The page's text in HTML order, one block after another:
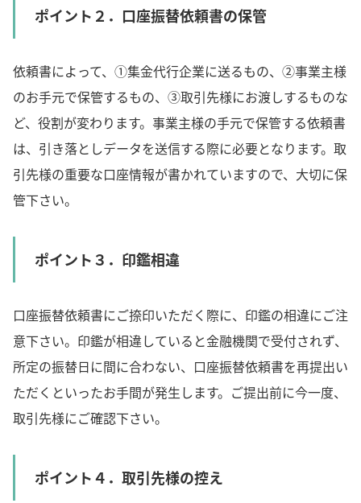
ポイント２．口座振替依頼書の保管
依頼書によって、①集金代行企業に送るもの、②事業主様
のお手元で保管するもの、③取引先様にお渡しするものな
ど、役割が変わります。事業主様の手元で保管する依頼書
は、引き落としデータを送信する際に必要となります。取
引先様の重要な口座情報が書かれていますので、大切に保
管下さい。
ポイント３．印鑑相違
口座振替依頼書にご捺印いただく際に、印鑑の相違にご注
意下さい。印鑑が相違していると金融機関で受付されず、
所定の振替日に間に合わない、口座振替依頼書を再提出い
ただくといったお手間が発生します。ご提出前に今一度、
取引先様にご確認下さい。
ポイント４．取引先様の控え